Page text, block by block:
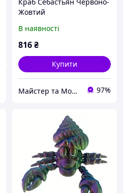
Жовтий
В наявності
816₴
Купити
Майстер та Модниця 97%